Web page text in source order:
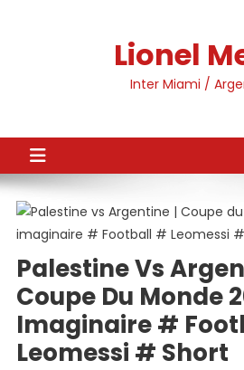
Lionel
Inter Miami /
Palestine Vs
Coupe Du Monde
Imaginaire #
Leomessi # Short